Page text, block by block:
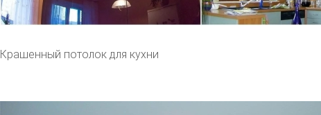
Крашенный потолок для кухни